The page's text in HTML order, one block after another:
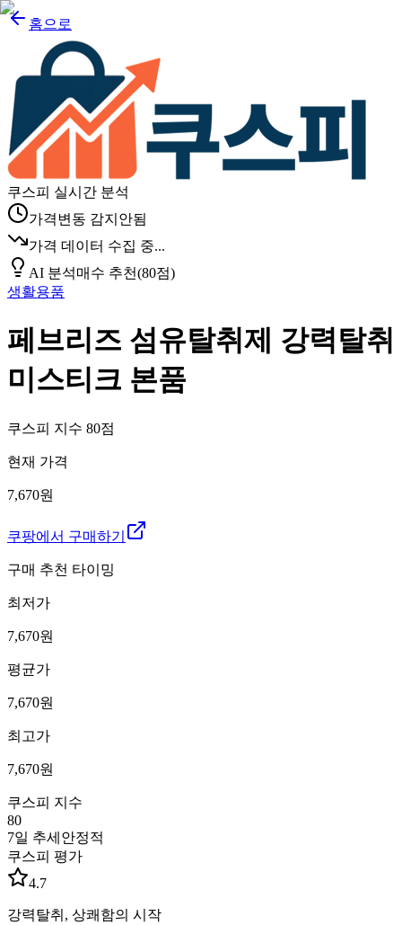
홈으로
쿠스피 실시간 분석
가격변동 감지안됨
가격 데이터 수집 중...
AI 분석매수 추천(80점)
생활용품
페브리즈 섬유탈취제 강력탈취
미스티크 본품
쿠스피 지수 80점
현재 가격
7,670원
쿠팡에서 구매하기
구매 추천 타이밍
최저가
7,670원
평균가
7,670원
최고가
7,670원
쿠스피 지수
80
7일 추세 안정적
쿠스피 평가
4.7
강력탈취, 상쾌함의 시작